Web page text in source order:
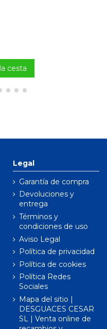
cesta
Legal
Garantía de compra
Devoluciones y
entrega
Términos y
condiciones de uso
Aviso Legal
Política de privacidad
Política de cookies
Política Redes
Sociales
Mapa del sitio |
DESGUACES CESAR
SL | Venta online de